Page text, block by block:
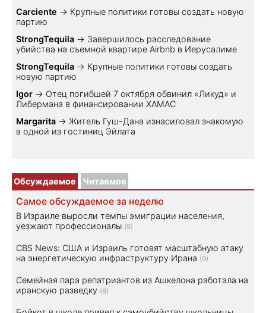
Carciente → Крупные политики готовы создать новую
партию
StrongTequila → Завершилось расследование
убийства на съемной квартире Airbnb в Иерусалиме
StrongTequila → Крупные политики готовы создать
новую партию
Igor → Отец погибшей 7 октября обвинил «Ликуд» и
Либермана в финансировании ХАМАС
Margarita → Житель Гуш-Дана изнасиловал знакомую
в одной из гостиниц Эйлата
Обсуждаемое Читаемое
Самое обсуждаемое за неделю
В Израиле выросли темпы эмиграции населения,
уезжают профессионалы (9)
CBS News: США и Израиль готовят масштабную атаку
на энергетическую инфраструктуру Ирана (9)
Семейная пара репатриантов из Ашкелона работала на
иранскую разведку (8)